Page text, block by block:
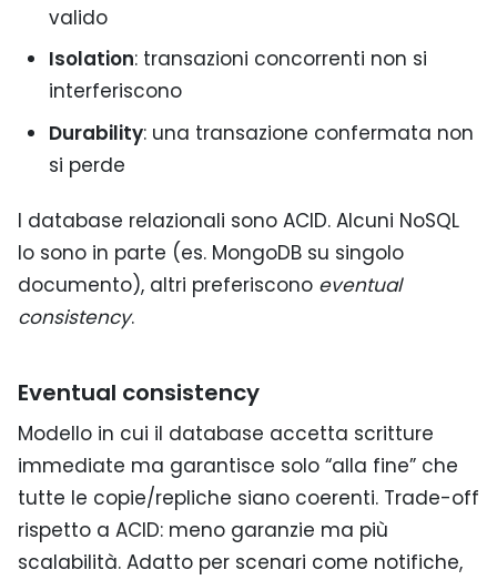
valido
Isolation: transazioni concorrenti non si
interferiscono
Durability: una transazione confermata non
si perde
I database relazionali sono ACID. Alcuni NoSQL
lo sono in parte (es. MongoDB su singolo
documento), altri preferiscono eventual
consistency.
Eventual consistency
Modello in cui il database accetta scritture
immediate ma garantisce solo “alla fine” che
tutte le copie/repliche siano coerenti. Trade-off
rispetto a ACID: meno garanzie ma più
scalabilità. Adatto per scenari come notifiche,